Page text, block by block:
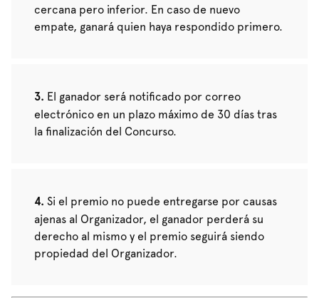
cercana pero inferior. En caso de nuevo
empate, ganará quien haya respondido primero.
El ganador será notificado por correo
electrónico en un plazo máximo de 30 días tras
la finalización del Concurso.
Si el premio no puede entregarse por causas
ajenas al Organizador, el ganador perderá su
derecho al mismo y el premio seguirá siendo
propiedad del Organizador.